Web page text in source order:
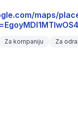
maps/
Za kompaniju Za